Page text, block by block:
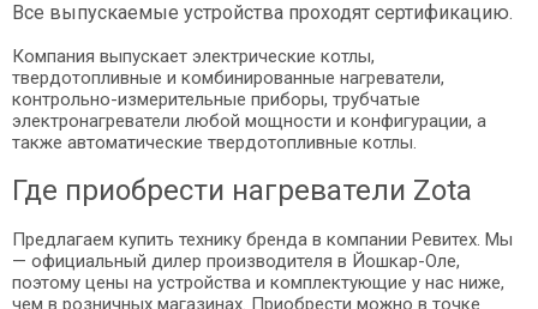
Все выпускаемые устройства проходят сертификацию.
Компания выпускает электрические котлы,
твердотопливные и комбинированные нагреватели,
контрольно-измерительные приборы, трубчатые
электронагреватели любой мощности и конфигурации, а
также автоматические твердотопливные котлы.
Где приобрести нагреватели Zota
Предлагаем купить технику бренда в компании Ревитех. Мы
— официальный дилер производителя в Йошкар-Оле,
поэтому цены на устройства и комплектующие у нас ниже,
чем в розничных магазинах. Приобрести можно в точке